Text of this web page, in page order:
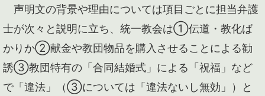
声明文の背景や理由については項目ごとに担当弁護
士が次々と説明に立ち、統一教会は①伝道・教化ば
かりか②献金や教団物品を購入させることによる勧
誘③教団特有の「合同結婚式」による「祝福」など
で「違法」（③については「違法ないし無効」）と